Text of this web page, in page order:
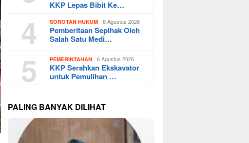
KKP Lepas Bibit Ke…
4 SOROTAN HUKUM 6 Agustus 2026
Pemberitaan Sepihak Oleh
Salah Satu Medi…
5 PEMERINTAHAN 6 Agustus 2026
KKP Serahkan Ekskavator
untuk Pemulihan …
PALING BANYAK DILIHAT